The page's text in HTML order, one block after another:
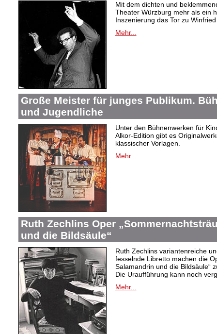
Mit dem dichten und
Theater Würzburg mehr als ein
Inszenierung das Tor zu
Mehr...
Große Meister für junges Publikum.
und Jugendliche
Unter den Bühnenwerken für
Alkor-Edition gibt es
klassischer Vorlagen.
Mehr...
Ruth Zechlins Oper
und die Bildsäule“
Ruth Zechlins variantenreiche
fesselnde Libretto machen die
Salamandrin und die Bildsäule“
Die Uraufführung kann noch
Mehr...